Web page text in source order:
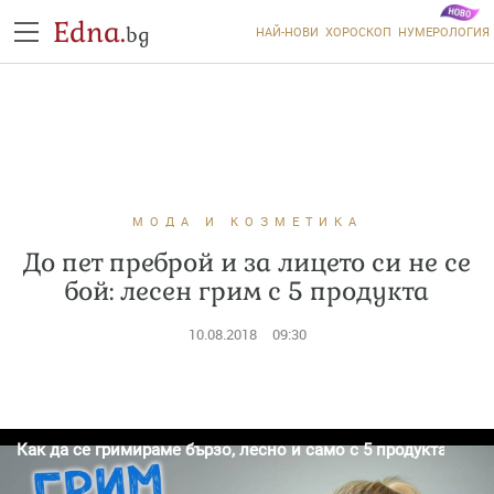
Edna.bg НАЙ-НОВИ ХОРОСКОП НУМЕРОЛОГИЯ
МОДА И КОЗМЕТИКА
До пет преброй и за лицето си не се
бой: лесен грим с 5 продукта
10.08.2018 09:30